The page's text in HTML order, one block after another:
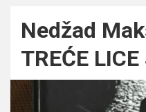
Nedžad
TREĆE